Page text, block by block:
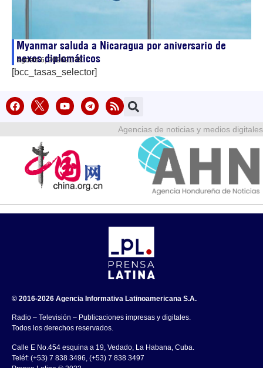
Myanmar saluda a Nicaragua por aniversario de
nexos diplomáticos
agosto 6, 202621:49
[bcc_tasas_selector]
Agencias de noticias y medios digitales
© 2016-2026 Agencia Informativa Latinoamericana S.A.
Radio – Televisión – Publicaciones impresas y digitales.
Todos los derechos reservados.
Calle E No.454 esquina a 19, Vedado, La Habana, Cuba.
Teléf: (+53) 7 838 3496, (+53) 7 838 3497